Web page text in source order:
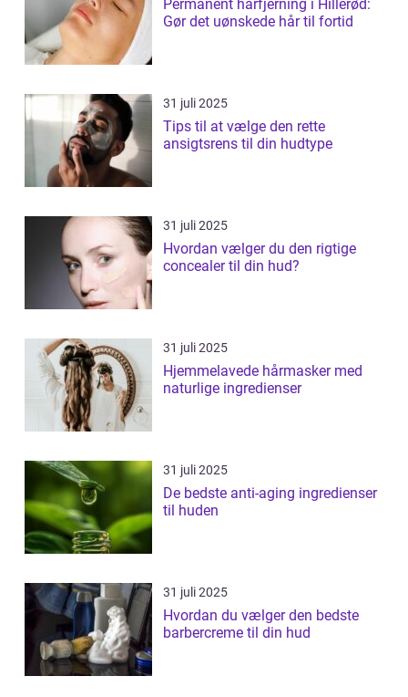
Permanent hårfjerning i Hillerød:
Gør det uønskede hår til fortid
31 juli 2025
Tips til at vælge den rette
ansigtsrens til din hudtype
31 juli 2025
Hvordan vælger du den rigtige
concealer til din hud?
31 juli 2025
Hjemmelavede hårmasker med
naturlige ingredienser
31 juli 2025
De bedste anti-aging ingredienser
til huden
31 juli 2025
Hvordan du vælger den bedste
barbercreme til din hud